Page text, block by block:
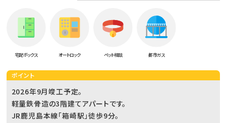
宅配ボックス オートロック ペット相談 都市ガス
ポイント
2026年9月竣工予定。
軽量鉄骨造の3階建てアパートです。
JR鹿児島本線「箱崎駅」徒歩9分。